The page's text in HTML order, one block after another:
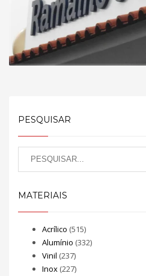
PESQUISAR
MATERIAIS
Acrílico (515)
Alumínio (332)
Vinil (237)
Inox (227)